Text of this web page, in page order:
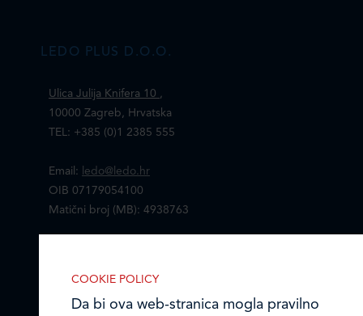
LEDO PLUS D.O.O.
Ulica Julija Knifera 10 ,
10000 Zagreb, Hrvatska
TEL: +385 (0)1 2385 555
Email:
ledo@ledo.hr
OIB 07179054100
Matični broj (MB): 4938763
COOKIE POLICY
Da bi ova web-stranica mogla pravilno